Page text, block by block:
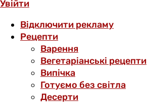
Увійти
Відключити рекламу
Рецепти
Варення
Вегетаріанські рецепти
Випічка
Готуємо без світла
Десерти